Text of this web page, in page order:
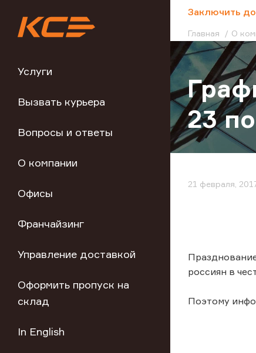
Услуги
Вызвать курьера
Вопросы и ответы
О компании
Офисы
Франчайзинг
Управление доставкой
Оформить пропуск на
склад
In English
Заключить
Главная О
23
21 февраля,
россиян в
Поэтому